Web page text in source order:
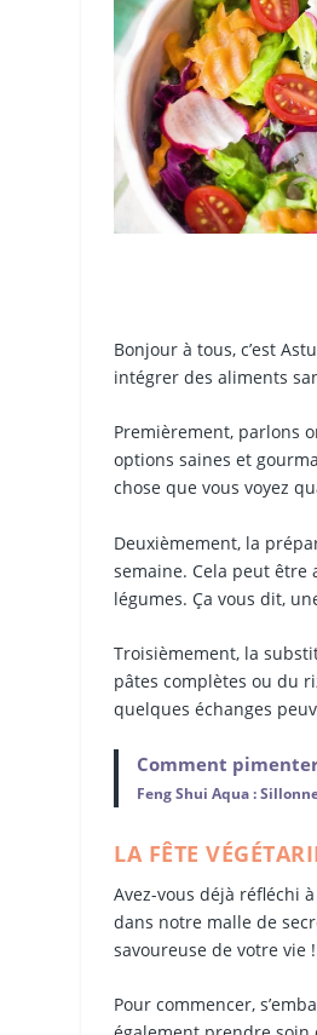
Bonjour à tous, c’est
intégrer des aliments
Premièrement, parlons
options saines et
chose que vous voyez
Deuxièmement, la
semaine. Cela peut être
légumes. Ça vous dit,
Troisièmement, la
pâtes complètes ou du
quelques échanges
Comment
Feng Shui Aqua :
LA FÊTE
Avez-vous déjà réfléchi
dans notre malle de
savoureuse de votre vie !
Pour commencer,